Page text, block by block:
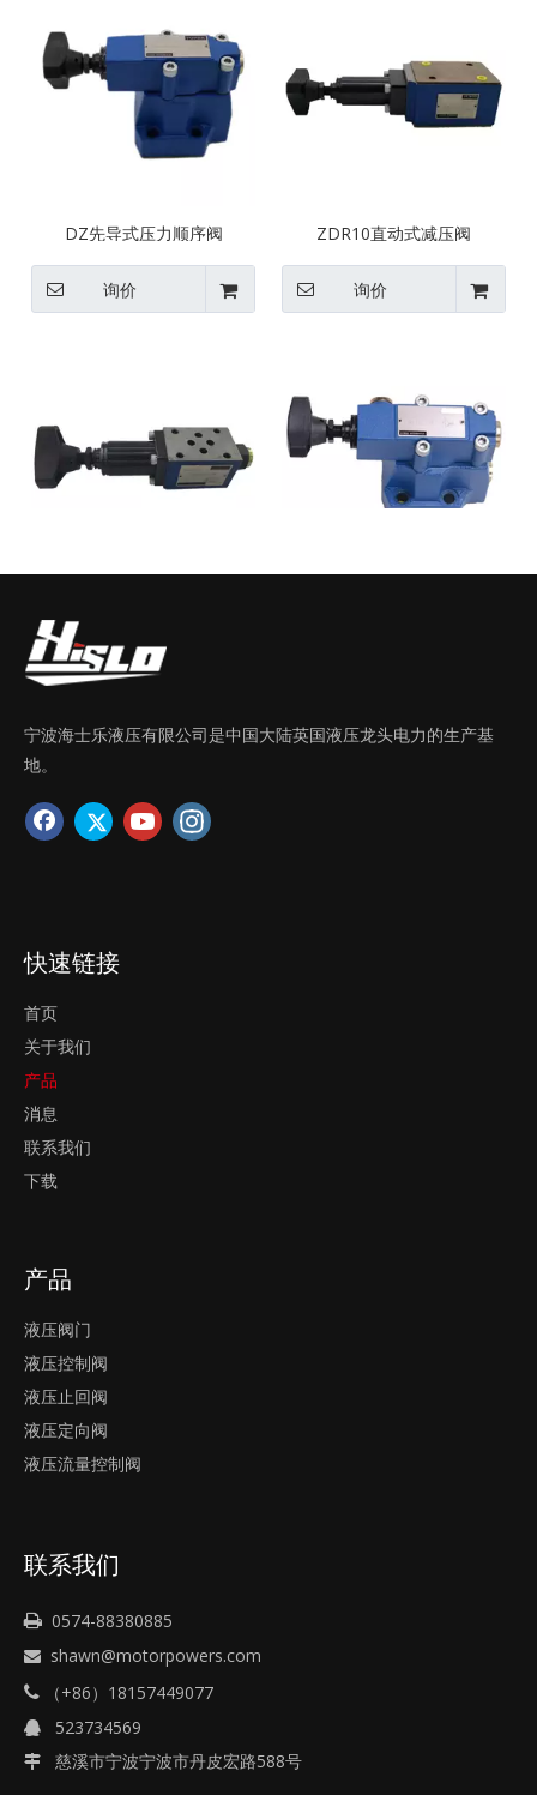
DZ先导式压力顺序阀
询价
ZDR10直动式减压阀
询价
询价
DR6DP 直动式减压阀
宁波海士乐液压有限公司是中国大陆英国液压龙头电力的生产基
地。
快速链接
首页
关于我们
产品
消息
联系我们
下载
产品
液压阀门
液压控制阀
液压止回阀
液压定向阀
液压流量控制阀
联系我们
 0574-88380885
 shawn@motorpowers.com
 （+86）18157449077
 523734569
 慈溪市宁波宁波市丹皮宏路588号